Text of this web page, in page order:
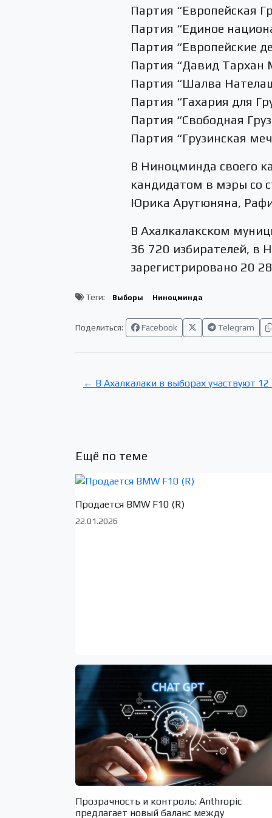
Партия “Европейская
Партия “Единое
Партия “Европейские
Партия “Давид Тархан
Партия “Шалва
Партия “Гахария для
Партия “Свободная
Партия “Грузинская
В Ниноцминда своего
кандидатом в мэры со
Юрика Арутюняна,
В Ахалкалакском
36 720 избирателей, в
зарегистрировано 20
Теги: Выборы Ниноцминда
Поделиться: Facebook Telegram
← В Ахалкалаки в выборах участвуют 12
Ещё по теме
Продается BMW F10 (R)
22.01.2026
Прозрачность и контроль: Anthropic
предлагает новый баланс между